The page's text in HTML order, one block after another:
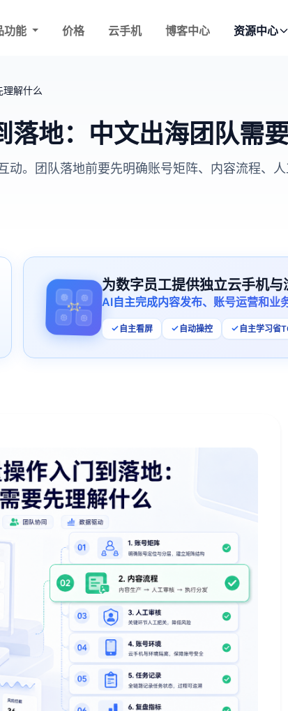
功能 价格 云手机 博客中心 资源中心
解什么
地：中文出海团队需
。团队落地前要先明确账号矩阵、内容流程、
为数字员工提供独立云手机与
AI自主完成内容发布、账号运营和业
自主看屏 自动操控 自主学习省